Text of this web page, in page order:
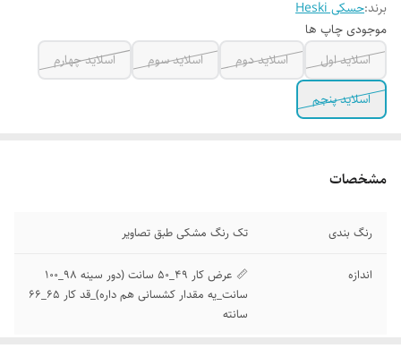
برند:حسکی Heski
موجودی چاپ ها
اسلاید اول
اسلاید دوم اسلاید سوم
اسلاید چهارم
اسلاید پنجم
مشخصات
رنگ بندی تک رنگ مشکی طبق تصاویر
اندازه
📏 عرض کار 49_50 سانت (دور سینه 98_100
سانت_یه مقدار کشسانی هم داره)_قد کار 65_66
سانته